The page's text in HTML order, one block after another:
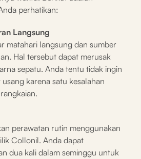
perhatikan:
Langsung
matahari langsung dan sumber
Hal tersebut dapat merusak
sepatu. Anda tentu tidak ingin
karena satu kesalahan
perawatan rutin menggunakan
Collonil. Anda dapat
dua kali dalam seminggu untuk